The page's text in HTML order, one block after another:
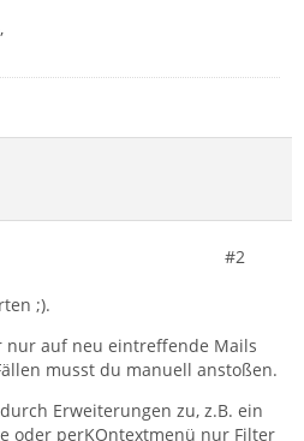
#2
;).
nur auf neu eintreffende Mails
musst du manuell anstoßen.
Erweiterungen zu, z.B. ein
oder perKOntextmenü nur Filter